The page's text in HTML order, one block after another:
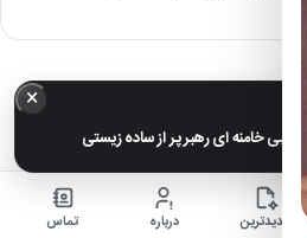
×
خامنه ای رهبر پر از ساده زیستی
جدیدترین درباره تماس